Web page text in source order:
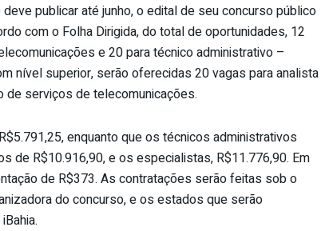
publicar até junho, o edital de seu concurso público
com o Folha Dirigida, do total de oportunidades, 12
e 20 para técnico administrativo –
nível superior, serão oferecidas 20 vagas para analista
de serviços de telecomunicações.
enquanto que os técnicos administrativos
de R$10.916,90, e os especialistas, R$11.776,90. Em
de R$373. As contratações serão feitas sob o
do concurso, e os estados que serão